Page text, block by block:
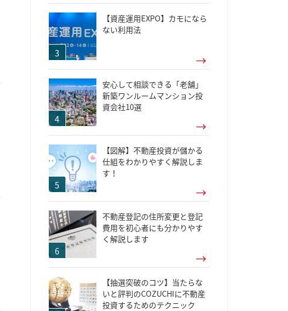
【資産運用EXPO】カモになら
ない利用法
安心して相談できる「老舗」
新築ワンルームマンション投
資会社10選
【図解】不動産投資が儲かる
仕組をわかりやすく解説しま
す！
不動産登記の住所変更と登記
費用を初心者にも分かりやす
く解説します
【抽選突破のコツ】当たらな
いと評判のCOZUCHIに不動産
投資するためのテクニック